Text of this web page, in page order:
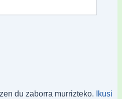
du zaborra murrizteko.
Ikusi